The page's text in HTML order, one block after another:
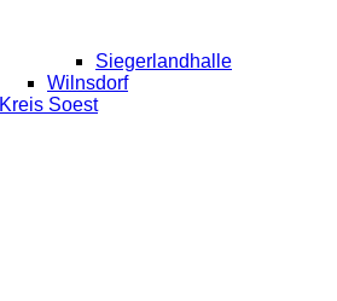
Siegerlandhalle
Wilnsdorf
Kreis Soest